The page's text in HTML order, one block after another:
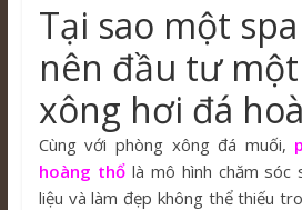
Tại sao một
nên đầu tư
xông hơi đá
Cùng với phòng xông đá muối,
hoàng thổlà mô hình chăm sóc
liệu và làm đẹp không thể thiếu